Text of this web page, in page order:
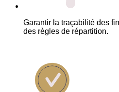
Garantir la traçabilité des
des règles de répartition.